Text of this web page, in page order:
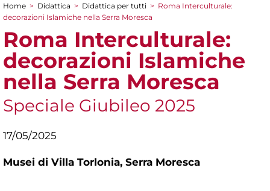
Tu sei qui
Home > Didattica > Didattica per tutti > Roma Interculturale:
decorazioni Islamiche nella Serra Moresca
Roma Interculturale:
decorazioni Islamiche
nella Serra Moresca
Speciale Giubileo 2025
17/05/2025
Musei di Villa Torlonia, Serra Moresca